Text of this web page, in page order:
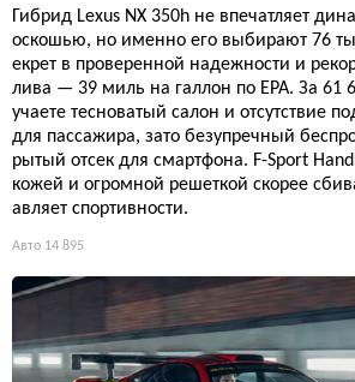
Гибрид Lexus NX 350h не впечатляет
оскошью, но именно его выбирают 76
екрет в проверенной надежности и
лива — 39 миль на галлон по EPA. За 61
учаете тесноватый салон и отсутствие
для пассажира, зато безупречный
рытый отсек для смартфона. F-Sport
кожей и огромной решеткой скорее
авляет спортивности.
Авто 14 895